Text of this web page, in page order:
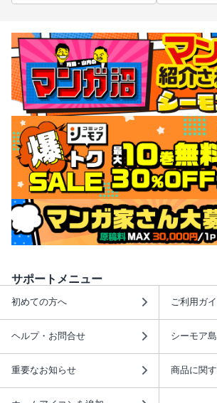
サポートメニュー
初めての方へ ご利用ガ
ヘルプ・お問合せ シーモア島
重要なお知らせ 商品に関